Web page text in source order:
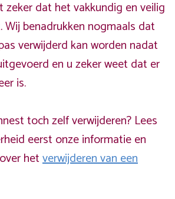
zeker dat het vakkundig en veilig
benadrukken nogmaals dat
verwijderd kan worden nadat
en u zeker weet dat er
is.
toch zelf verwijderen? Lees
eerst onze informatie en
hetverwijderen van een